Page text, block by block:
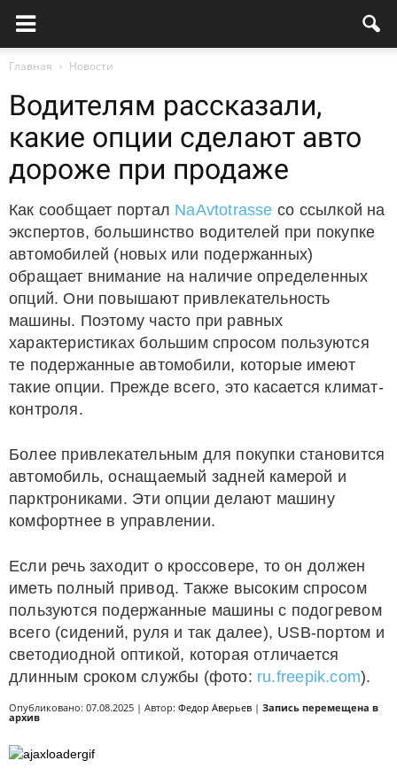
Главная Новости
Водителям рассказали,
какие опции сделают авто
дороже при продаже
Как сообщает портал NaAvtotrasse со ссылкой на
экспертов, большинство водителей при покупке
автомобилей (новых или подержанных)
обращает внимание на наличие определенных
опций. Они повышают привлекательность
машины. Поэтому часто при равных
характеристиках большим спросом пользуются
те подержанные автомобили, которые имеют
такие опции. Прежде всего, это касается климат-
контроля.
Более привлекательным для покупки становится
автомобиль, оснащаемый задней камерой и
парктрониками. Эти опции делают машину
комфортнее в управлении.
Если речь заходит о кроссовере, то он должен
иметь полный привод. Также высоким спросом
пользуются подержанные машины с подогревом
всего (сидений, руля и так далее), USB-портом и
светодиодной оптикой, которая отличается
длинным сроком службы (фото: ru.freepik.com).
Опубликовано: 07.08.2025 | Автор: Федор Аверьев | Запись перемещена в
архив